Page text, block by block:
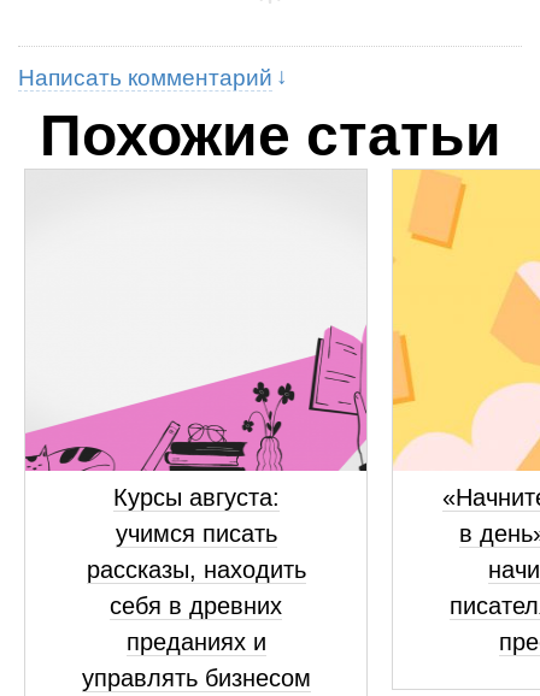
Написать комментарий
Похожие статьи
Курсы августа:
учимся писать
рассказы, находить
себя в древних
преданиях и
управлять бизнесом
в